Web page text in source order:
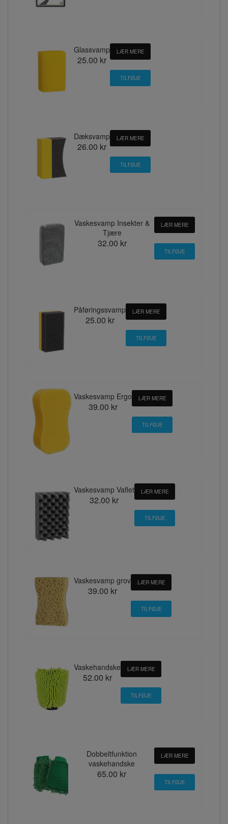
Glassvamp
25.00 kr
LÆR MERE
Dæksvamp
26.00 kr
LÆR MERE
Vaskesvamp Insekter &
Tjære
32.00 kr
LÆR MERE
Påføringssvamp
25.00 kr
LÆR MERE
Vaskesvamp Ergo
39.00 kr
LÆR MERE
Vaskesvamp Vaflet
32.00 kr
LÆR MERE
Vaskesvamp grov
39.00 kr
LÆR MERE
Vaskehandske
52.00 kr
LÆR MERE
Dobbeltfunktion
vaskehandske
65.00 kr
LÆR MERE